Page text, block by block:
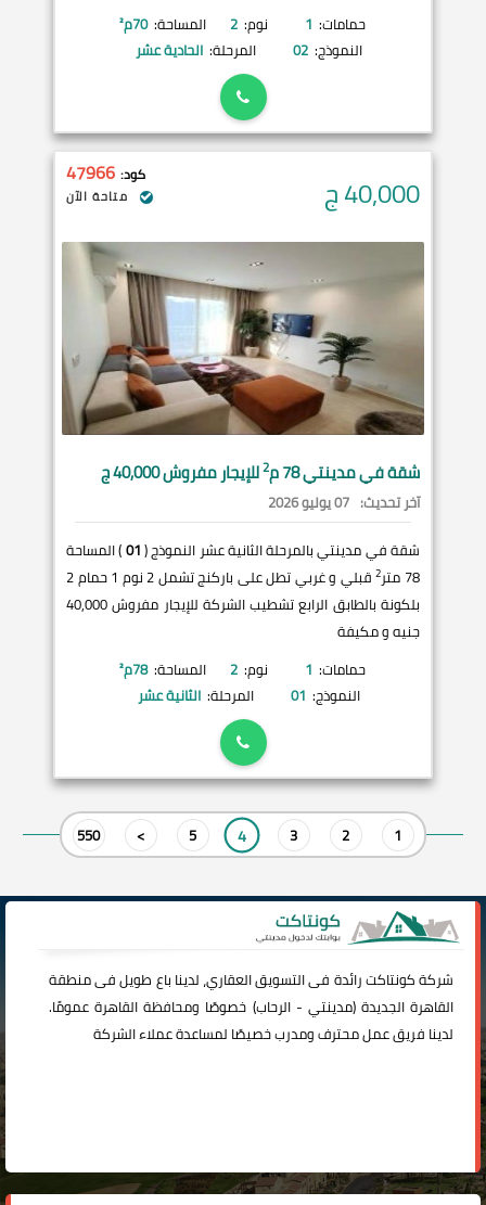
حمامات: 1 نوم: 2 المساحة: 70م²
النموذج: 02 المرحلة: الحادية عشر
40,000ج كود: 47966
متاحة الآن
شقة فيمدينتي78 م 2للإيجار مفروش 40,000 ج
آخر تحديث: 07 يوليو 2026
شقة في مدينتي بالمرحلة الثانية عشر النموذج (01) المساحة
78 متر
2
قبلي و غربي تطل على باركنج تشمل 2 نوم 1 حمام 2
بلكونة بالطابق الرابع تشطيب الشركة للإيجار مفروش 40,000
جنيه و مكيفة
حمامات: 1 نوم: 2 المساحة: 78م²
النموذج: 01 المرحلة: الثانية عشر
1
2
3
4
5
>
550
شركةكونتاكترائدة فى التسويق العقاري، لدينا باع طويل فى منطقة
القاهرة الجديدة (مدينتي -الرحاب) خصوصًا ومحافظة القاهرة عمومًا.
لدينا فريق عمل محترف ومدرب خصيصًا لمساعدة عملاء الشركة